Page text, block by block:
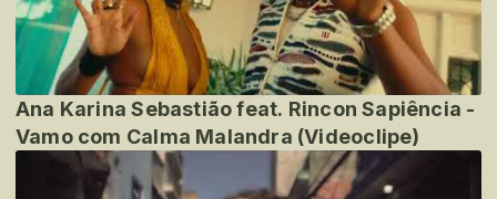
Ana Karina Sebastião feat. Rincon Sapiência -
Vamo com Calma Malandra (Videoclipe)